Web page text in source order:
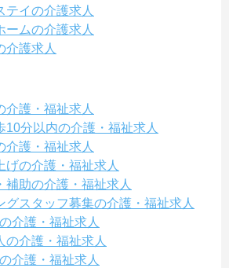
テイの介護求人
ームの介護求人
介護求人
介護・福祉求人
10分以内の介護・福祉求人
介護・福祉求人
げの介護・福祉求人
補助の介護・福祉求人
グスタッフ募集の介護・福祉求人
介護・福祉求人
の介護・福祉求人
介護・福祉求人